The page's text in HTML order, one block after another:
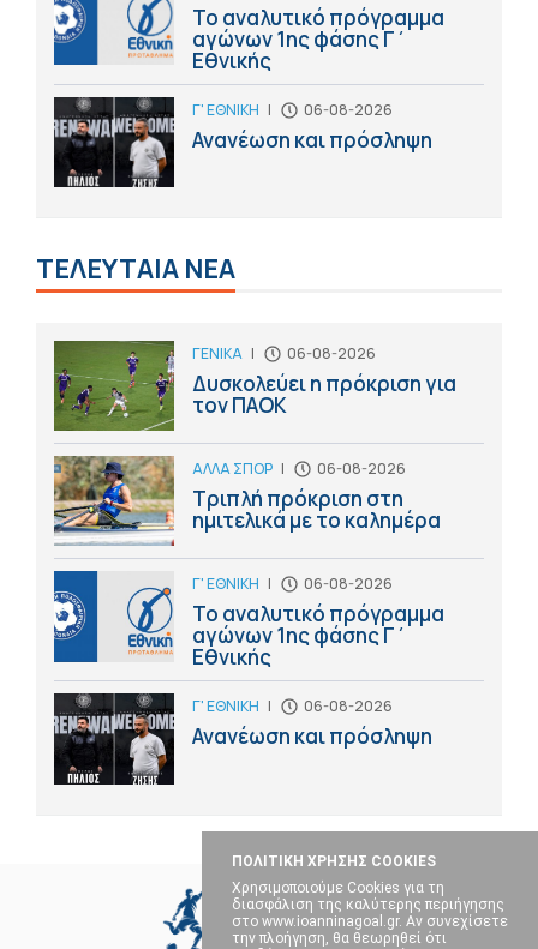
ΠΟΛΙΤΙΚΗ ΧΡΗΣΗΣ COOKIES
Χρησιμοποιούμε Cookies για τη
διασφάλιση της καλύτερης περιήγησης
στο www.ioanninagoal.gr. Αν συνεχίσετε
την πλοήγηση, θα θεωρηθεί ότι
Το αναλυτικό πρόγραμμα
αγώνων 1ης φάσης Γ΄
Εθνικής
Γ' ΕΘΝΙΚΗ | 06-08-2026
Ανανέωση και πρόσληψη
ΤΕΛΕΥΤΑΙΑ ΝΕΑ
ΓΕΝΙΚΑ | 06-08-2026
Δυσκολεύει η πρόκριση για
τον ΠΑΟΚ
ΑΛΛΑ ΣΠΟΡ | 06-08-2026
Τριπλή πρόκριση στη
ημιτελικά με το καλημέρα
Γ' ΕΘΝΙΚΗ | 06-08-2026
Το αναλυτικό πρόγραμμα
αγώνων 1ης φάσης Γ΄
Εθνικής
Γ' ΕΘΝΙΚΗ | 06-08-2026
Ανανέωση και πρόσληψη